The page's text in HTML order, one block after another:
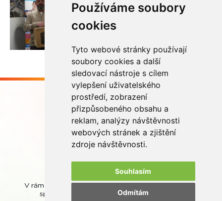
Používáme soubory
cookies
Tyto webové stránky používají
soubory cookies a další
sledovací nástroje s cílem
vylepšení uživatelského
prostředí, zobrazení
přizpůsobeného obsahu a
reklam, analýzy návštěvnosti
webových stránek a zjištění
zdroje návštěvnosti.
Souhlasím
Odmítám
Buďme ve spojení
V rámci zpětného odběru odpadních přenosných baterií
spolupracujeme se společnostíREMA Battery